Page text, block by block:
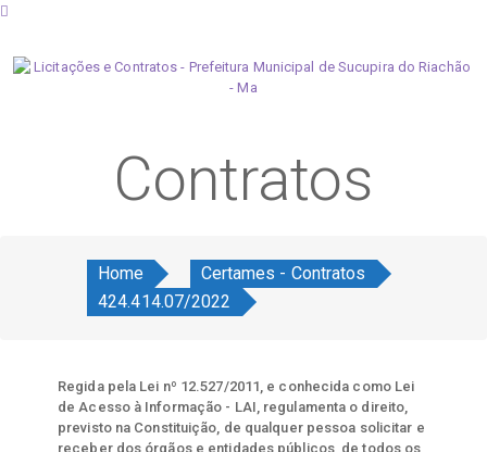
Contratos
Home
Certames - Contratos
424.414.07/2022
Regida pela Lei nº 12.527/2011, e conhecida como Lei
de Acesso à Informação - LAI, regulamenta o direito,
previsto na Constituição, de qualquer pessoa solicitar e
receber dos órgãos e entidades públicos, de todos os